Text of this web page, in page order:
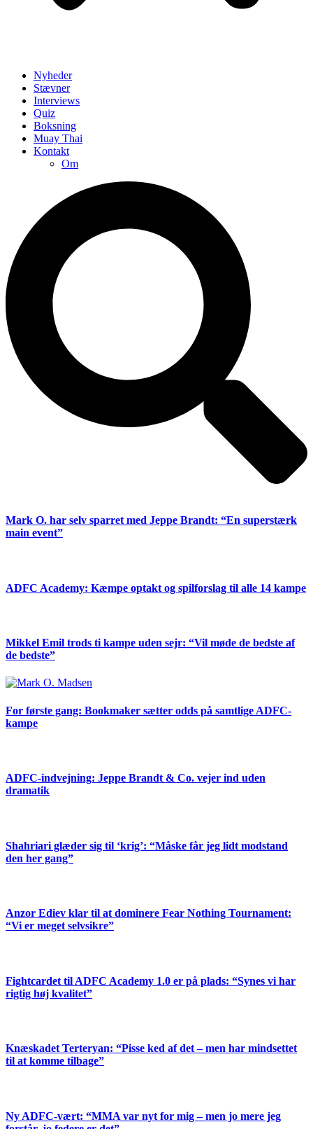
Nyheder
Stævner
Interviews
Quiz
Boksning
Muay Thai
Kontakt
Om
Mark O. har selv sparret med Jeppe Brandt: “En superstærk
main event”
ADFC Academy: Kæmpe optakt og spilforslag til alle 14 kampe
Mikkel Emil trods ti kampe uden sejr: “Vil møde de bedste af
de bedste”
For første gang: Bookmaker sætter odds på samtlige ADFC-
kampe
ADFC-indvejning: Jeppe Brandt & Co. vejer ind uden
dramatik
Shahriari glæder sig til ‘krig’: “Måske får jeg lidt modstand
den her gang”
Anzor Ediev klar til at dominere Fear Nothing Tournament:
“Vi er meget selvsikre”
Fightcardet til ADFC Academy 1.0 er på plads: “Synes vi har
rigtig høj kvalitet”
Knæskadet Terteryan: “Pisse ked af det – men har mindsettet
til at komme tilbage”
Ny ADFC-vært: “MMA var nyt for mig – men jo mere jeg